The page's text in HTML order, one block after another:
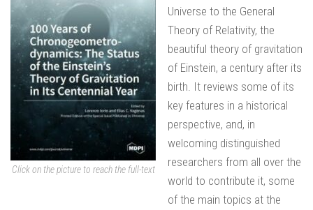
Click on the picture to reach the full-text
Universe to the General
Theory of Relativity, the
beautiful theory of gravitation
of Einstein, a century after its
birth. It reviews some of its
key features in a historical
perspective, and, in
welcoming distinguished
researchers from all over the
world to contribute it, some
of the main topics at the